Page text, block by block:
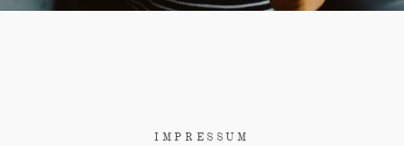
IMPRESSUM